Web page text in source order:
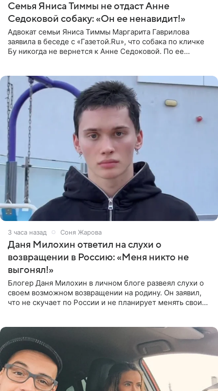
Семья Яниса Тиммы не отдаст Анне
Седоковой собаку: «Он ее ненавидит!»
Адвокат семьи Яниса Тиммы Маргарита Гаврилова
заявила в беседе с «Газетой.Ru», что собака по кличке
Бу никогда не вернется к Анне Седоковой. По ее
3 часа назад Соня Жарова
Даня Милохин ответил на слухи о
возвращении в Россию: «Меня никто не
выгонял!»
Блогер Даня Милохин в личном блоге развеял слухи о
своем возможном возвращении на родину. Он заявил,
что не скучает по России и не планирует менять свои